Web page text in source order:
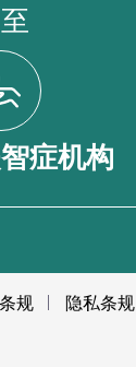
症机构
规 隐私条规